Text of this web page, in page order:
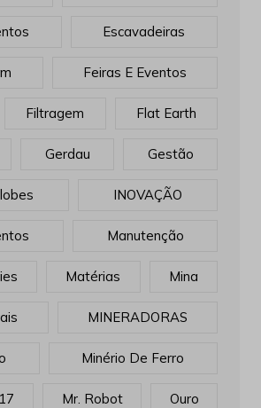
Escavadeiras
Feiras E Eventos
Filtragem Flat Earth
Gerdau Gestão
INOVAÇÃO
Manutenção
Matérias Mina
MINERADORAS
Minério De Ferro
Mr. Robot Ouro